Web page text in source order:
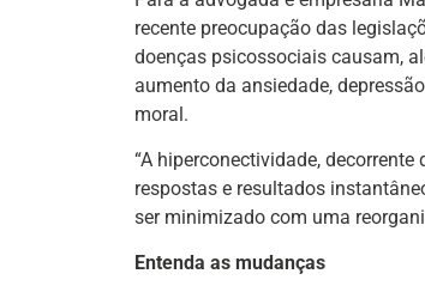
recente preocupação das
doenças psicossociais causam,
aumento da ansiedade,
moral.
“A hiperconectividade,
respostas e resultados
ser minimizado com uma
Entenda as mudanças